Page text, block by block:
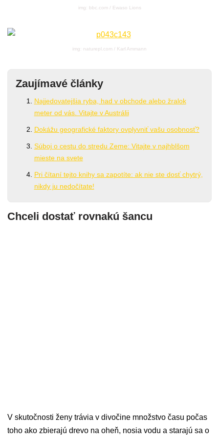
img: bbc.com / Ewaso Lions
img: naturepl.com / Karl Ammann
Zaujímavé články
Najjedovatejšia ryba, had v obchode alebo žralok
meter od vás. Vitajte v Austrálii
Dokážu geografické faktory ovplyvniť vašu osobnosť?
Súboj o cestu do stredu Zeme: Vitajte v najhblšom
mieste na svete
Pri čítaní tejto knihy sa zapotíte: ak nie ste dosť chytrý,
nikdy ju nedočítate!
Chceli dostať rovnakú šancu
V skutočnosti ženy trávia v divočine množstvo času počas
toho ako zbierajú drevo na oheň, nosia vodu a starajú sa o